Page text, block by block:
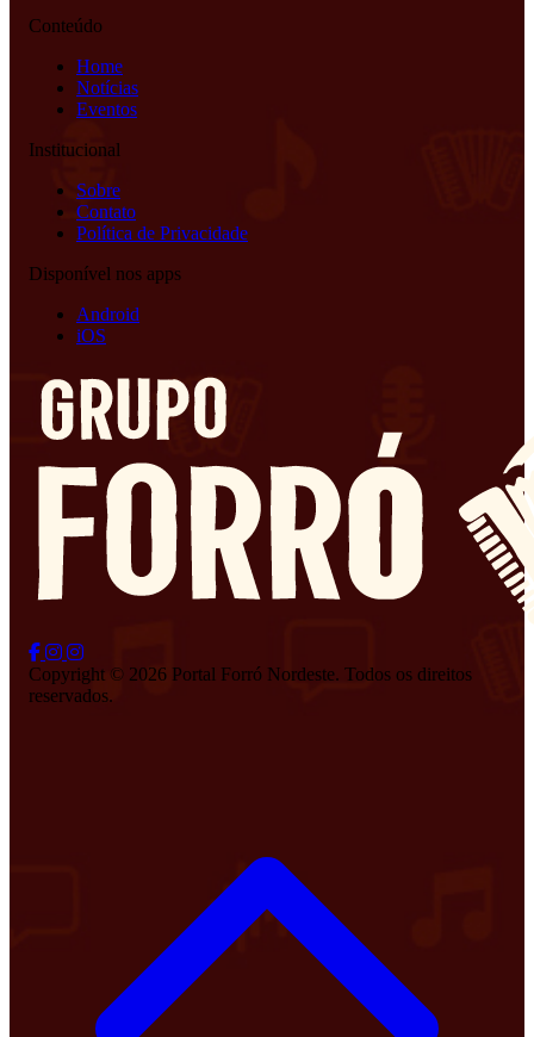
Conteúdo
Home
Notícias
Eventos
Institucional
Sobre
Contato
Política de Privacidade
Disponível nos apps
Android
iOS
Copyright © 2026 Portal Forró Nordeste. Todos os direitos
reservados.